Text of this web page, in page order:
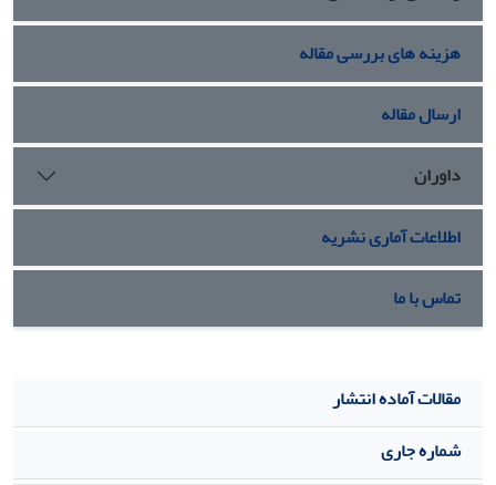
هزینه های بررسی مقاله
ارسال مقاله
داوران
اطلاعات آماری نشریه
تماس با ما
مقالات آماده انتشار
شماره جاری